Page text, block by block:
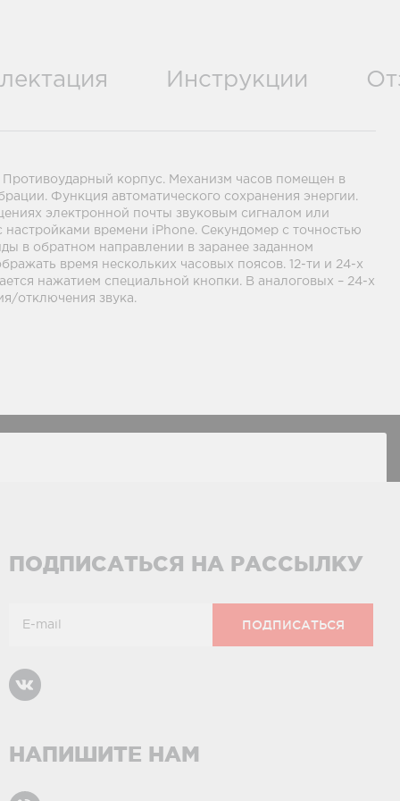
Инструкции
корпус. Механизм часов помещен в
Функция автоматического сохранения энергии.
электронной почты звуковым сигналом или
времени iPhone. Секундомер с точностью
в обратном направлении в заранее заданном
время нескольких часовых поясов. 12-ти и 24-х
нажатием специальной кнопки. В аналоговых – 24-х
отключения звука.
ПОДПИСАТЬСЯ НА РАССЫЛКУ
НАПИШИТЕ НАМ